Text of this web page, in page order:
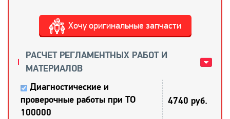
Хочу оригинальные запчасти
РАСЧЕТ РЕГЛАМЕНТНЫХ РАБОТ И
МАТЕРИАЛОВ
Диагностические и
проверочные работы при ТО
100000
4740 руб.